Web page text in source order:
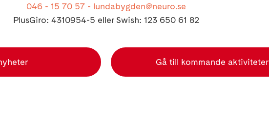
046 - 15 70 57 - lundabygden@neuro.se
PlusGiro: 4310954-5 eller Swish: 123 650 61 82
Gå till kommande aktiviteter